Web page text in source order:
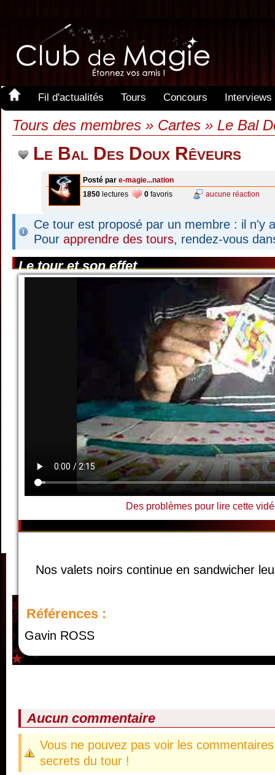
Fil d'actualités Tours Concours Interviews
Tours des membres » Cartes » Le Bal
Le Bal Des Doux Rêveurs
Posté par e-magie...nation
1850 lectures 0 favoris aucune réaction
Ce tour est proposé par un membre : il n'y
Pour apprendre des tours, rendez-vous
Le tour et son effet
Des problèmes pour lire cette
Nos valets noirs continue en sandwicher
Références :
Gavin ROSS
Aucun commentaire
Vous ne pouvez pas voir les
secrets du tour !